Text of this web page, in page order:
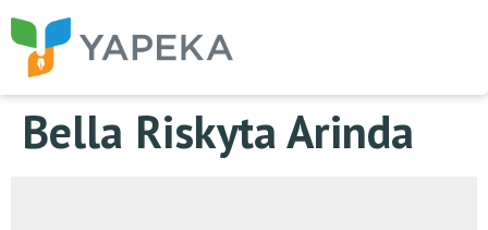
Bella Riskyta Arinda